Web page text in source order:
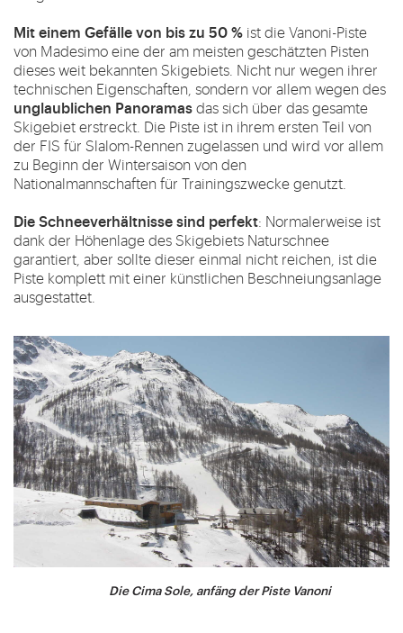
Mit einem Gefälle von bis zu 50 % ist die Vanoni-Piste
von Madesimo eine der am meisten geschätzten Pisten
dieses weit bekannten Skigebiets. Nicht nur wegen ihrer
technischen Eigenschaften, sondern vor allem wegen des
unglaublichen Panoramasdas sich über das gesamte
Skigebiet erstreckt. Die Piste ist in ihrem ersten Teil von
der FIS für Slalom-Rennen zugelassen und wird vor allem
zu Beginn der Wintersaison von den
Nationalmannschaften für Trainingszwecke genutzt.
Die Schneeverhältnisse sind perfekt: Normalerweise ist
dank der Höhenlage des Skigebiets Naturschnee
garantiert, aber sollte dieser einmal nicht reichen, ist die
Piste komplett mit einer künstlichen Beschneiungsanlage
ausgestattet.
Die Cima Sole, anfäng der Piste Vanoni